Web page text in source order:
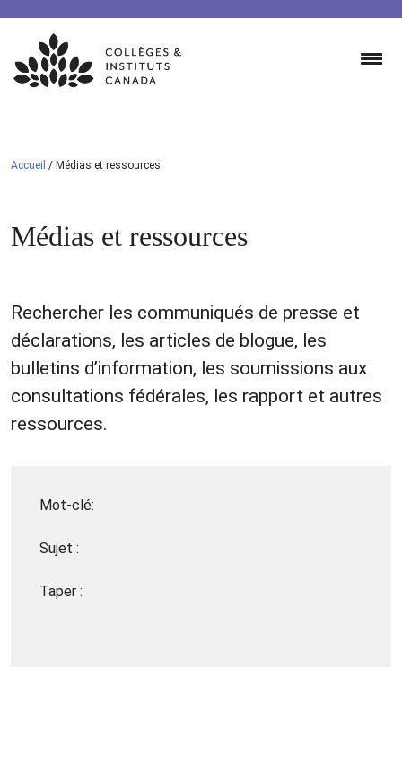
Skip
content
Accueil / Médias et ressources
Médias et ressources
Rechercher les communiqués de presse et
déclarations, les articles de blogue, les
bulletins d’information, les soumissions aux
consultations fédérales, les rapport et autres
ressources.
Mot-clé:
Sujet :
Taper :